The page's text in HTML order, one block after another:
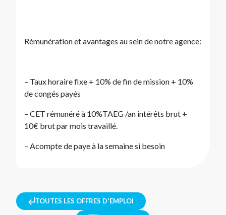
Rémunération et avantages au sein de notre agence:
– Taux horaire fixe + 10% de fin de mission + 10%
de congés payés
– CET rémunéré à 10%TAEG /an intérêts brut +
10€ brut par mois travaillé.
– Acompte de paye à la semaine si besoin
TOUTES LES OFFRES D'EMPLOI